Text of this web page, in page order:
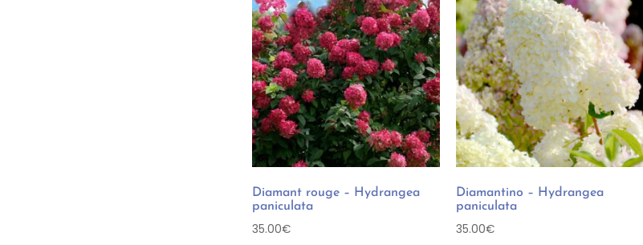
Diamant rouge – Hydrangea
paniculata
35.00€
Diamantino – Hydrangea
paniculata
35.00€